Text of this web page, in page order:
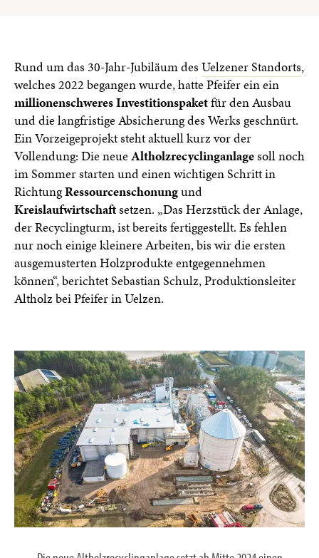
Rund um das 30-Jahr-Jubiläum desUelzener Standorts,
welches 2022 begangen wurde, hatte Pfeifer ein ein
millionenschweres Investitionspaketfür den Ausbau
und die langfristige Absicherung des Werks geschnürt.
Ein Vorzeigeprojekt steht aktuell kurz vor der
Vollendung: Die neueAltholzrecyclinganlagesoll noch
im Sommer starten und einen wichtigen Schritt in
RichtungRessourcenschonungund
Kreislaufwirtschaftsetzen. „Das Herzstück der Anlage,
der Recyclingturm, ist bereits fertiggestellt. Es fehlen
nur noch einige kleinere Arbeiten, bis wir die ersten
ausgemusterten Holzprodukte entgegennehmen
können“, berichtet Sebastian Schulz, Produktionsleiter
Altholz bei Pfeifer in Uelzen.